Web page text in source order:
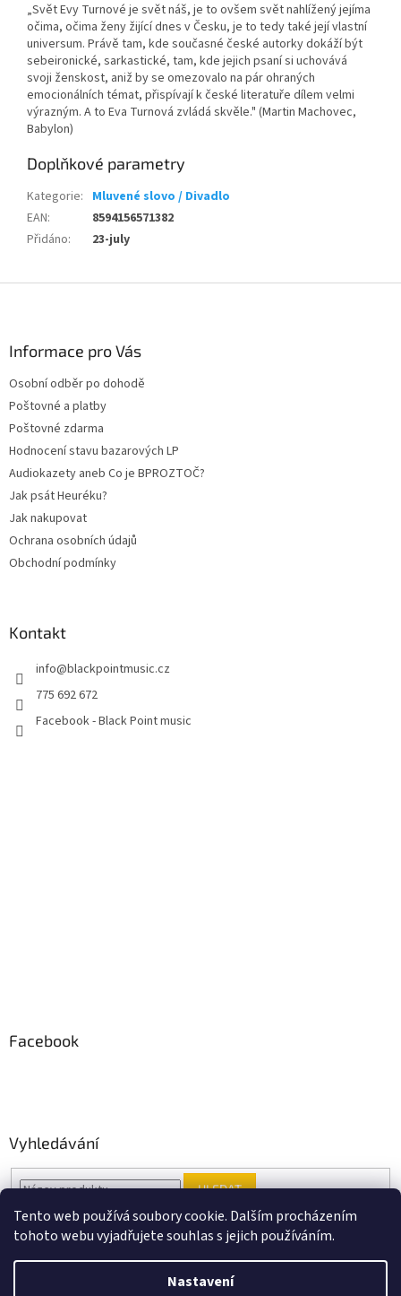
Tento web používá soubory cookie. Dalším procházením
tohoto webu vyjadřujete souhlas s jejich používáním.
Nastavení
„Svět Evy Turnové je svět náš, je to ovšem svět nahlížený jejíma
očima, očima ženy žijící dnes v Česku, je to tedy také její vlastní
universum. Právě tam, kde současné české autorky dokáží být
sebeironické, sarkastické, tam, kde jejich psaní si uchovává
svoji ženskost, aniž by se omezovalo na pár ohraných
emocionálních témat, přispívají k české literatuře dílem velmi
výrazným. A to Eva Turnová zvládá skvěle." (Martin Machovec,
Babylon)
Doplňkové parametry
Kategorie: Mluvené slovo / Divadlo
EAN:
8594156571382
Přidáno: 23-july
Informace pro Vás
Osobní odběr po dohodě
Poštovné a platby
Poštovné zdarma
Hodnocení stavu bazarových LP
Audiokazety aneb Co je BPROZTOČ?
Jak psát Heuréku?
Jak nakupovat
Ochrana osobních údajů
Obchodní podmínky
Kontakt
info@blackpointmusic.cz
775 692 672
Facebook - Black Point music
Facebook
Vyhledávání
HLEDAT